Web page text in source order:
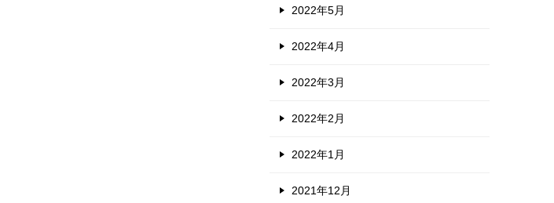
2022年5月
2022年4月
2022年3月
2022年2月
2022年1月
2021年12月